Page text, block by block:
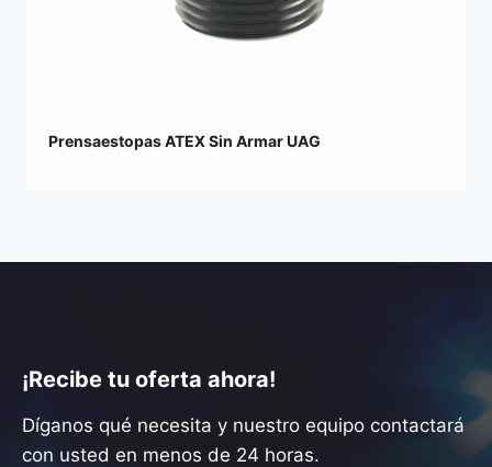
Prensaestopas ATEX Sin Armar UAG
¡Recibe tu oferta ahora!
Díganos qué necesita y nuestro equipo contactará
con usted en menos de 24 horas.